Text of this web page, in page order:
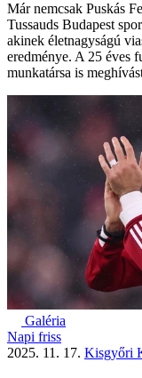
Már nemcsak Puskás
Tussauds Budapest
akinek életnagyságú
eredménye. A 25 éves
munkatársa is
Galéria
Napi friss
2025. 11. 17. Kisgyőri